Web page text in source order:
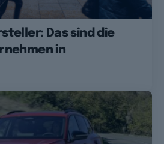
Das sind die
in